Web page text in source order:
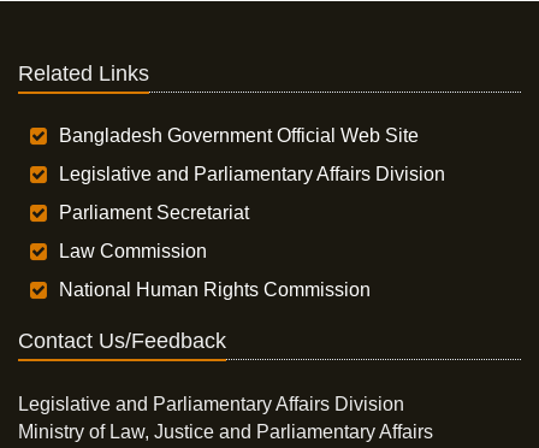
Related Links
Bangladesh Government Official Web Site
Legislative and Parliamentary Affairs Division
Parliament Secretariat
Law Commission
National Human Rights Commission
Contact Us/Feedback
Legislative and Parliamentary Affairs Division
Ministry of Law, Justice and Parliamentary Affairs